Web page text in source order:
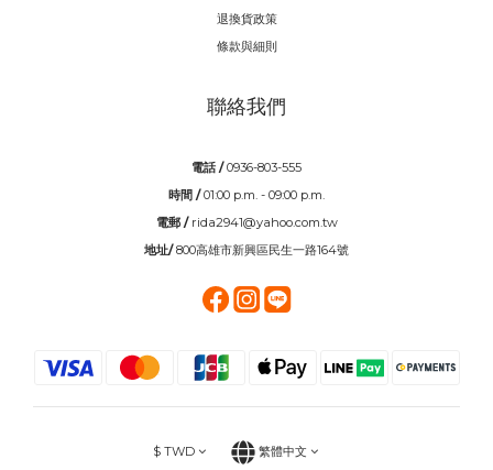
退換貨政策
條款與細則
聯絡我們
電話 /0936-803-555
時間 /01:00 p.m. - 09:00 p.m.
電郵 / rida2941@yahoo.com.tw
地址/800高雄市新興區民生一路164號
$ TWD 繁體中文